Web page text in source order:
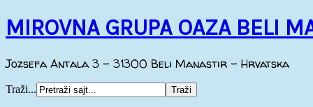
MIROVNA GRUPA OAZA BELI
Jozsefa Antala 3 - 31300 Beli Manastir - Hrvatska
Traži...